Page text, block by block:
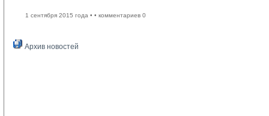
1 сентября 2015 года • • комментариев 0
Архив новостей